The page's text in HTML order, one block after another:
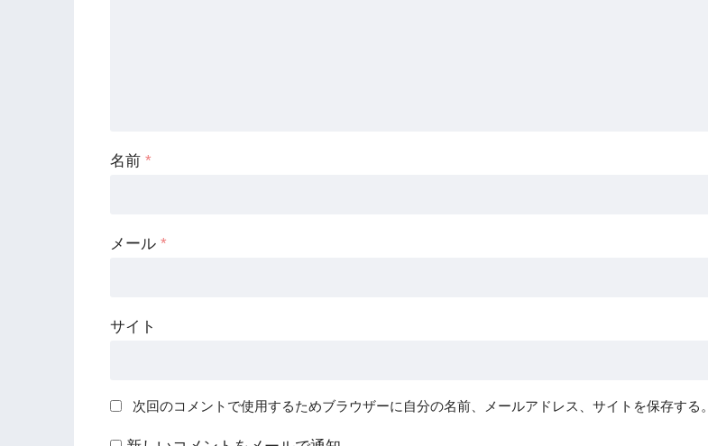
名前 *
メール *
サイト
次回のコメントで使用するためブラウザーに自分の名前、メールアドレス、サイトを保存する。